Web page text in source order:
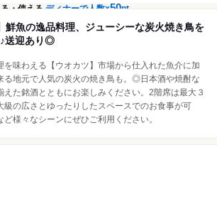
・使えるディナーで人数×50pt
鮮魚の逸品料理、ジューシーな炭火焼き鳥を
送迎あり◎
を味わえる【ウオカツ】市場から仕入れた魚介に加
る地元で人気の炭火の焼き鳥も。◎日本酒や焼酎な
えた銘酒とともにお楽しみください。2階席は最大３
級の広さとゆったりしたスペースでのお食事が可
様々なシーンにぜひご利用ください。